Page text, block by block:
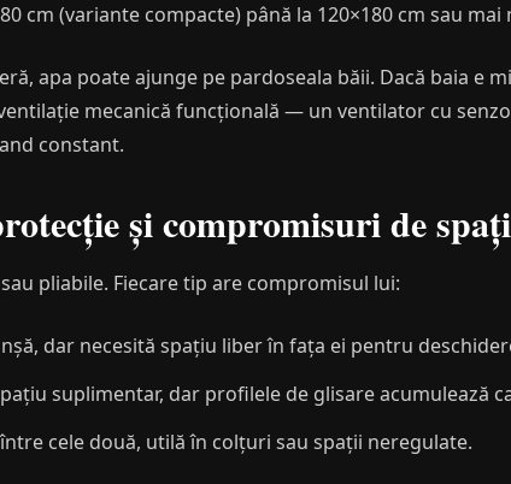
cm (variante compacte) până la 120×180 cm sau
apa poate ajunge pe pardoseala băii. Dacă baia e
mecanică funcțională — un ventilator cu
constant.
și compromisuri de
pliabile. Fiecare tip are compromisul lui:
dar necesită spațiu liber în fața ei pentru
suplimentar, dar profilele de glisare acumulează
cele două, utilă în colțuri sau spații neregulate.